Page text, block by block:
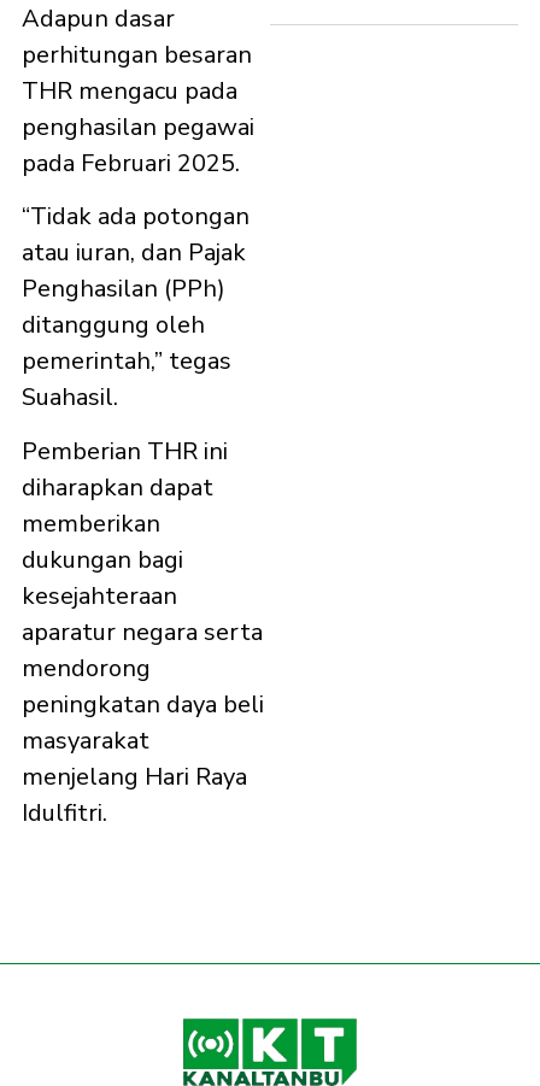
Adapun dasar
perhitungan besaran
THR mengacu pada
penghasilan pegawai
pada Februari 2025.
“Tidak ada potongan
atau iuran, dan Pajak
Penghasilan (PPh)
ditanggung oleh
pemerintah,” tegas
Suahasil.
Pemberian THR ini
diharapkan dapat
memberikan
dukungan bagi
kesejahteraan
aparatur negara serta
mendorong
peningkatan daya beli
masyarakat
menjelang Hari Raya
Idulfitri.